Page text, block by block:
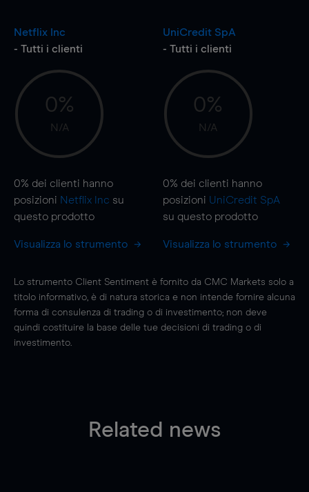
Netflix Inc
- Tutti i clienti
0%
N/A
0% dei clienti hanno
posizioni Netflix Inc su
questo prodotto
Visualizza lo strumento
UniCredit SpA
- Tutti i clienti
0%
N/A
0% dei clienti hanno
posizioni UniCredit SpA
su questo prodotto
Visualizza lo strumento
Lo strumento Client Sentiment è fornito da CMC Markets solo a
titolo informativo, è di natura storica e non intende fornire alcuna
forma di consulenza di trading o di investimento; non deve
quindi costituire la base delle tue decisioni di trading o di
investimento.
Related news